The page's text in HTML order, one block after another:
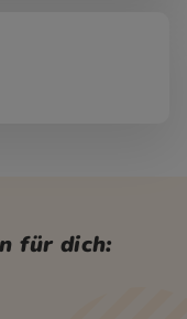
für dich: